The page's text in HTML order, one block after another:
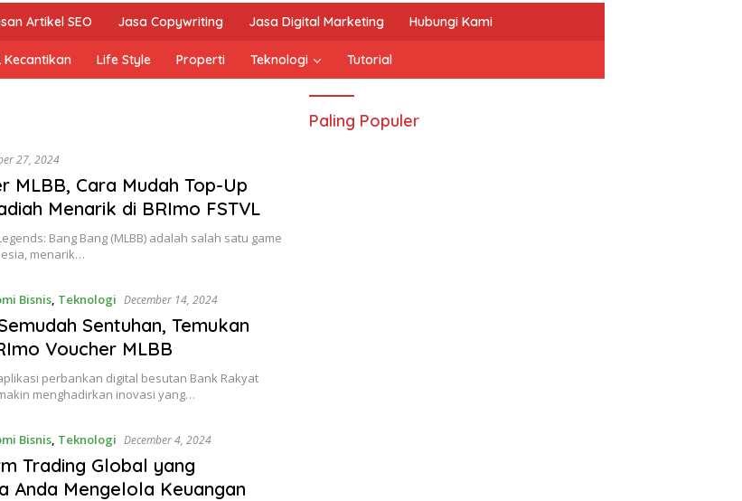
Artikel SEO Jasa Copywriting Jasa Digital Marketing Hubungi Kami
Kecantikan Life Style Properti Teknologi Tutorial
27, 2024
MLBB, Cara Mudah Top-Up
Menarik di BRImo FSTVL
Bang Bang (MLBB) adalah salah satu game
menarik…
Bisnis, Teknologi December 14, 2024
Sentuhan, Temukan
Voucher MLBB
perbankan digital besutan Bank Rakyat
menghadirkan inovasi yang…
Bisnis, Teknologi December 4, 2024
Trading Global yang
Anda Mengelola Keuangan
Paling Populer